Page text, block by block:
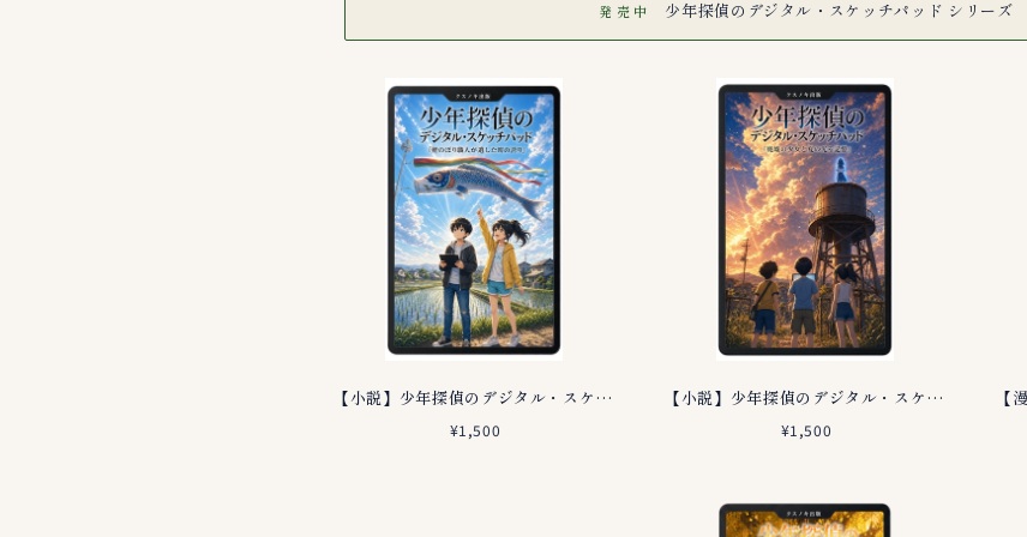
発売中 少年探偵のデジタル・スケッチパッド シリーズ
【小説】少年探偵のデジタル・スケッチパッド 第１巻 鯉のぼり職人が遺した町の誇り
¥1,500
【小説】少年探偵のデジタル・スケッチパッド 第２巻 廃墟の少女と夏の光る記憶
¥1,500